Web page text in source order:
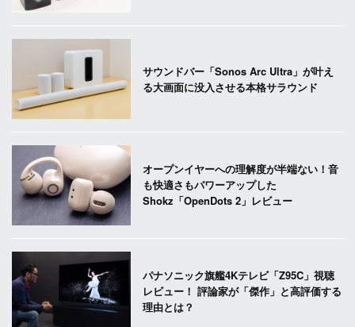
サウンドバー「Sonos Arc Ultra」が叶え
る大画面に没入させる本格サラウンド
オープンイヤーへの理解度が半端ない！音
も快適さもパワーアップした
Shokz「OpenDots 2」レビュー
パナソニック旗艦4Kテレビ「Z95C」視聴
レビュー！ 評論家が「傑作」と高評価する
理由とは？